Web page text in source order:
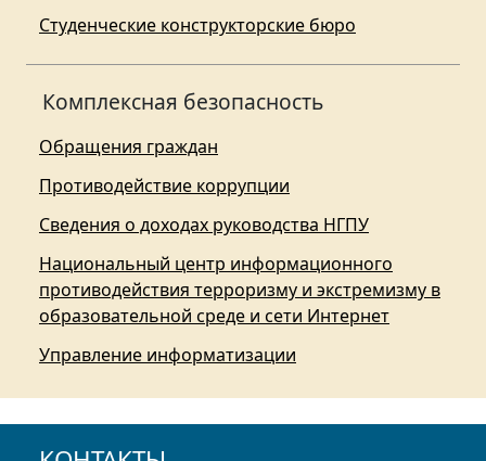
Студенческие конструкторские бюро
Комплексная безопасность
Обращения граждан
Противодействие коррупции
Сведения о доходах руководства НГПУ
Национальный центр информационного
противодействия терроризму и экстремизму в
образовательной среде и сети Интернет
Управление информатизации